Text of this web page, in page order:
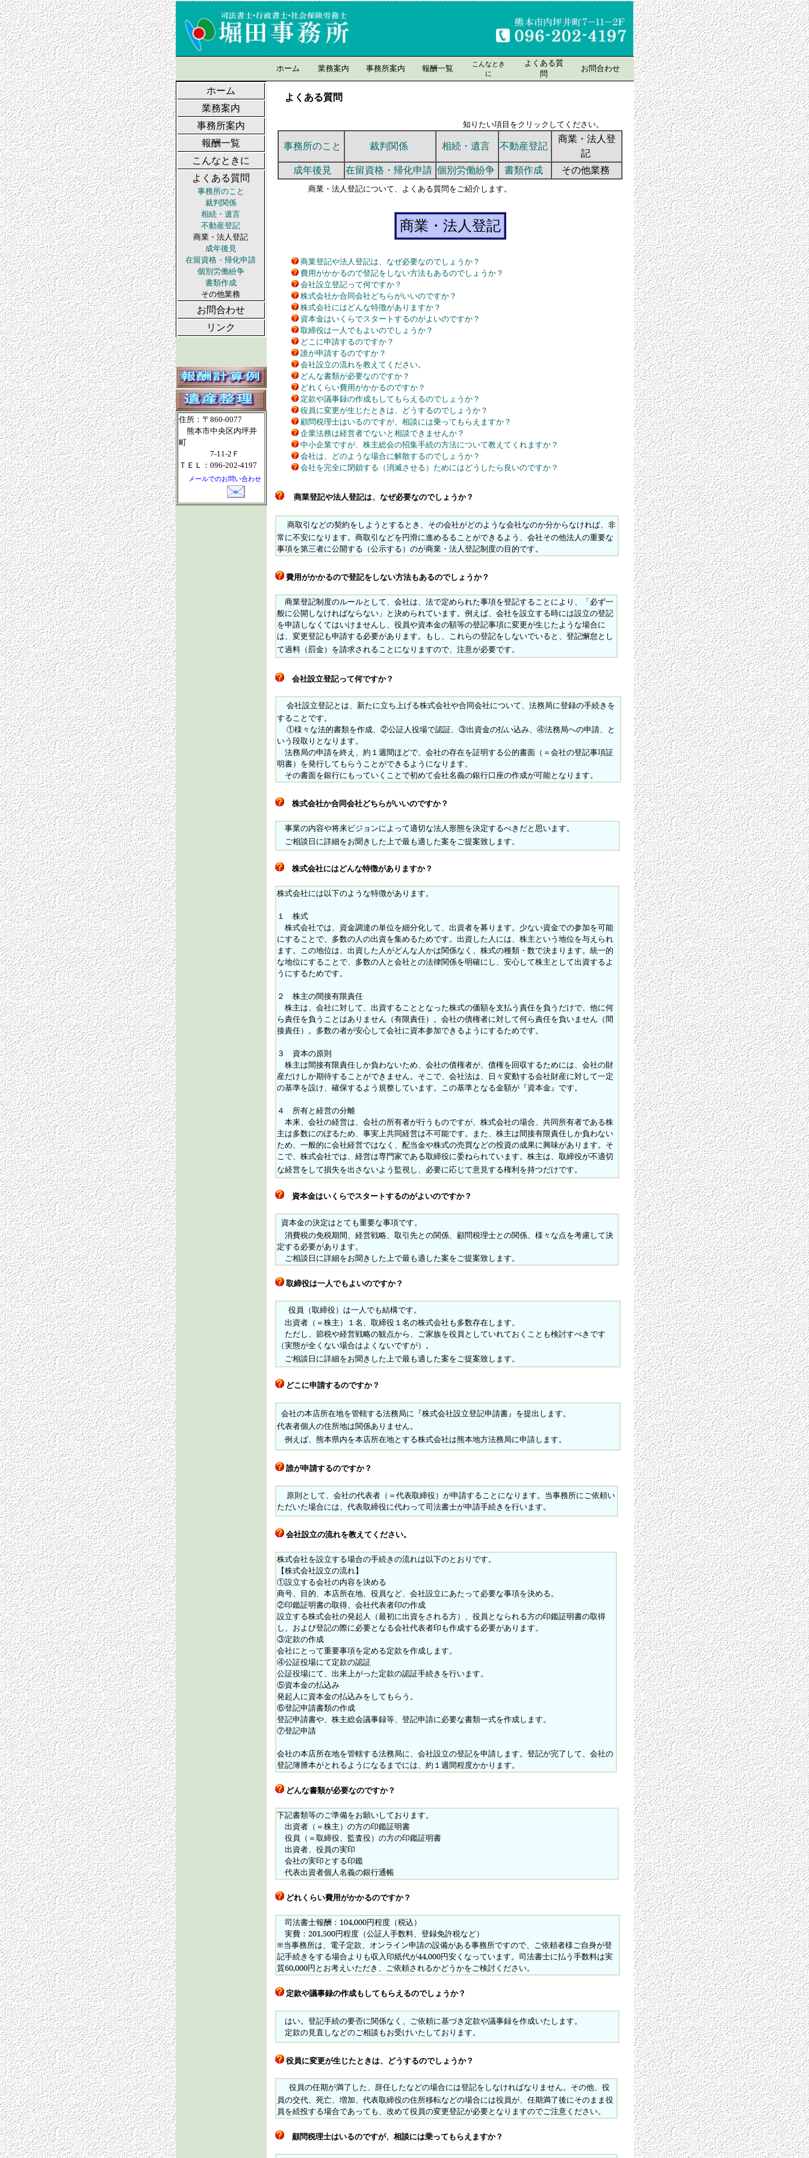
ホーム 業務案内 事務所案内 報酬一覧
こんなとき
に
よくある質
問
お問合わせ
ホーム
業務案内
事務所案内
報酬一覧
こんなときに
よくある質問
事務所のこと
裁判関係
相続・遺言
不動産登記
商業・法人登記
成年後見
在留資格・帰化申請
個別労働紛争
書類作成
その他業務
お問合わせ
リンク
住所：〒860-0077
熊本市中央区内坪井
町
7-11-2Ｆ
ＴＥＬ：096-202-4197
メールでのお問い合わせ
よくある質問
知りたい項目をクリックしてください。
事務所のこと 裁判関係 相続・遺言 不動産登記
商業・法人登
記
成年後見
在留資格・帰化申請 個別労働紛争 書類作成 その他業務
商業・法人登記について、よくある質問をご紹介します。
商業・法人登記
商業登記や法人登記は、なぜ必要なのでしょうか？
費用がかかるので登記をしない方法もあるのでしょうか？
会社設立登記って何ですか？
株式会社か合同会社どちらがいいのですか？
株式会社にはどんな特徴がありますか？
資本金はいくらでスタートするのがよいのですか？
取締役は一人でもよいのでしょうか？
どこに申請するのですか？
誰が申請するのですか？
会社設立の流れを教えてください。
どんな書類が必要なのですか？
どれくらい費用がかかるのですか？
定款や議事録の作成もしてもらえるのでしょうか？
役員に変更が生じたときは、どうするのでしょうか？
顧問税理士はいるのですが、相談には乗ってもらえますか？
企業法務は経営者でないと相談できませんか？
中小企業ですが、株主総会の招集手続の方法について教えてくれますか？
会社は、どのような場合に解散するのでしょうか？
会社を完全に閉鎖する（消滅させる）ためにはどうしたら良いのですか？
商業登記や法人登記は、なぜ必要なのでしょうか？
商取引などの契約をしようとするとき、その会社がどのような会社なのか分からなければ、非
常に不安になります。商取引などを円滑に進めるることができるよう、会社その他法人の重要な
事項を第三者に公開する（公示する）のが商業・法人登記制度の目的です。
費用がかかるので登記をしない方法もあるのでしょうか？
商業登記制度のルールとして、会社は、法で定められた事項を登記することにより、「必ず一
般に公開しなければならない」と決められています。例えば、会社を設立する時には設立の登記
を申請しなくてはいけませんし、役員や資本金の額等の登記事項に変更が生じたような場合に
は、変更登記も申請する必要があります。もし、これらの登記をしないでいると、登記懈怠とし
て過料（罰金）を請求されることになりますので、注意が必要です。
会社設立登記って何ですか？
会社設立登記とは、新たに立ち上げる株式会社や合同会社について、法務局に登録の手続きを
することです。
①様々な法的書類を作成、②公証人役場で認証、③出資金の払い込み、④法務局への申請、と
いう段取りとなります。
法務局の申請を終え、約１週間ほどで、会社の存在を証明する公的書面（＝会社の登記事項証
明書）を発行してもらうことができるようになります。
その書面を銀行にもっていくことで初めて会社名義の銀行口座の作成が可能となります。
株式会社か合同会社どちらがいいのですか？
事業の内容や将来ビジョンによって適切な法人形態を決定するべきだと思います。
ご相談日に詳細をお聞きした上で最も適した案をご提案致します。
株式会社にはどんな特徴がありますか？
株式会社には以下のような特徴があります。
１ 株式
株式会社では、資金調達の単位を細分化して、出資者を募ります。少ない資金での参加を可能
にすることで、多数の人の出資を集めるためです。出資した人には、株主という地位を与えられ
ます。この地位は、出資した人がどんな人かは関係なく、株式の種類・数で決まります。統一的
な地位にすることで、多数の人と会社との法律関係を明確にし、安心して株主として出資するよ
うにするためです。
２ 株主の間接有限責任
株主は、会社に対して、出資することとなった株式の価額を支払う責任を負うだけで、他に何
ら責任を負うことはありません（有限責任）。会社の債権者に対して何ら責任を負いません（間
接責任）。多数の者が安心して会社に資本参加できるようにするためです。
３ 資本の原則
株主は間接有限責任しか負わないため、会社の債権者が、債権を回収するためには、会社の財
産だけしか期待することができません。そこで、会社法は、日々変動する会社財産に対して一定
の基準を設け、確保するよう規整しています。この基準となる金額が『資本金』です。
４ 所有と経営の分離
本来、会社の経営は、会社の所有者が行うものですが、株式会社の場合、共同所有者である株
主は多数にのぼるため、事実上共同経営は不可能です。また、株主は間接有限責任しか負わない
ため、一般的に会社経営ではなく、配当金や株式の売買などの投資の成果に興味があります。そ
こで、株式会社では、経営は専門家である取締役に委ねられています。株主は、取締役が不適切
な経営をして損失を出さないよう監視し、必要に応じて意見する権利を持つだけです。
資本金はいくらでスタートするのがよいのですか？
資本金の決定はとても重要な事項です。
消費税の免税期間、経営戦略、取引先との関係、顧問税理士との関係、様々な点を考慮して決
定する必要があります。
ご相談日に詳細をお聞きした上で最も適した案をご提案致します。
取締役は一人でもよいのですか？
役員（取締役）は一人でも結構です。
出資者（＝株主）１名、取締役１名の株式会社も多数存在します。
ただし、節税や経営戦略の観点から、ご家族を役員としていれておくことも検討すべきです
（実態が全くない場合はよくないですが）。
ご相談日に詳細をお聞きした上で最も適した案をご提案致します。
どこに申請するのですか？
会社の本店所在地を管轄する法務局に『株式会社設立登記申請書』を提出します。
代表者個人の住所地は関係ありません。
例えば、熊本県内を本店所在地とする株式会社は熊本地方法務局に申請します。
誰が申請するのですか？
原則として、会社の代表者（＝代表取締役）が申請することになります。当事務所にご依頼い
ただいた場合には、代表取締役に代わって司法書士が申請手続きを行います。
会社設立の流れを教えてください。
株式会社を設立する場合の手続きの流れは以下のとおりです。
【株式会社設立の流れ】
①設立する会社の内容を決める
商号、目的、本店所在地、役員など、会社設立にあたって必要な事項を決める。
②印鑑証明書の取得、会社代表者印の作成
設立する株式会社の発起人（最初に出資をされる方）、役員となられる方の印鑑証明書の取得
し、および登記の際に必要となる会社代表者印も作成する必要があります。
③定款の作成
会社にとって重要事項を定める定款を作成します。
④公証役場にて定款の認証
公証役場にて、出来上がった定款の認証手続きを行います。
⑤資本金の払込み
発起人に資本金の払込みをしてもらう。
⑥登記申請書類の作成
登記申請書や、株主総会議事録等、登記申請に必要な書類一式を作成します。
⑦登記申請
会社の本店所在地を管轄する法務局に、会社設立の登記を申請します。登記が完了して、会社の
登記簿謄本がとれるようになるまでには、約１週間程度かかります。
どんな書類が必要なのですか？
下記書類等のご準備をお願いしております。
出資者（＝株主）の方の印鑑証明書
役員（＝取締役、監査役）の方の印鑑証明書
出資者、役員の実印
会社の実印とする印鑑
代表出資者個人名義の銀行通帳
どれくらい費用がかかるのですか？
司法書士報酬：104,000円程度（税込）
実費：201,500円程度（公証人手数料、登録免許税など）
※当事務所は、電子定款、オンライン申請の設備がある事務所ですので、ご依頼者様ご自身が登
記手続きをする場合よりも収入印紙代が44,000円安くなっています。司法書士に払う手数料は実
質60,000円とお考えいただき、ご依頼されるかどうかをご検討ください。
定款や議事録の作成もしてもらえるのでしょうか？
はい。登記手続の要否に関係なく、ご依頼に基づき定款や議事録を作成いたします。
定款の見直しなどのご相談もお受けいたしております。
役員に変更が生じたときは、どうするのでしょうか？
役員の任期が満了した、辞任したなどの場合には登記をしなければなりません。その他、役
員の交代、死亡、増加、代表取締役の住所移転などの場合には役員が、任期満了後にそのまま役
員を続投する場合であっても、改めて役員の変更登記が必要となりますのでご注意ください。
顧問税理士はいるのですが、相談には乗ってもらえますか？